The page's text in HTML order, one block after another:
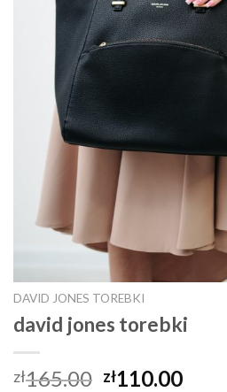
DAVID JONES TOREBKI
david jones torebki
zł165.00 zł110.00